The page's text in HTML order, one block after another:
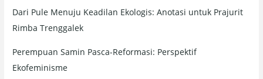
o
r
Dari Pule Menuju Keadilan Ekologis: Anotasi untuk Prajurit
Rimba Trenggalek
Perempuan Samin Pasca-Reformasi: Perspektif
Ekofeminisme